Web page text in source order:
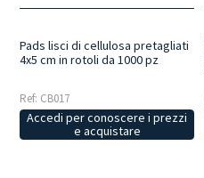
Pads lisci di cellulosa pretagliati
4x5 cm in rotoli da 1000 pz
Ref: CB017
Accedi per conoscere i prezzi
e acquistare